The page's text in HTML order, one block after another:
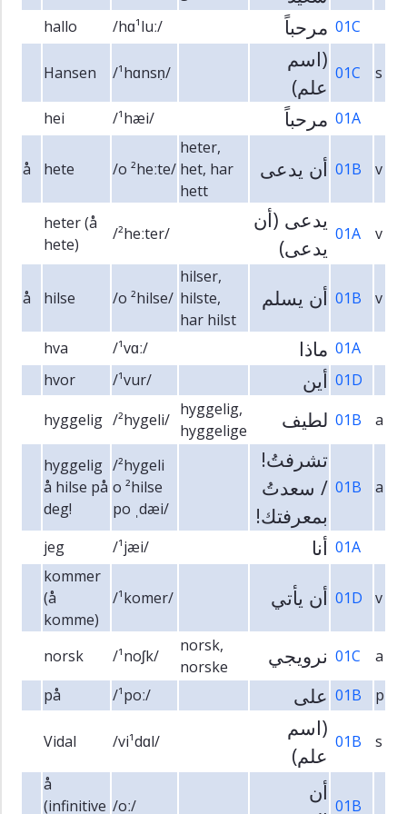
hallo /hɑ¹luː/ مرحباً 01C
Hansen /¹hɑnsṇ/
(اسم
علم)
01C s
hei /¹hæi/ مرحباً 01A
å hete /o ²heːte/
heter,
het, har
hett
أن يدعى 01B v
heter (å
hete)
/²heːter/
يدعى (أن
يدعى)
01A v
å hilse /o ²hilse/
hilser,
hilste,
har hilst
أن يسلم 01B v
hva /¹vɑː/ ماذا 01A
hvor
/¹vur/ أين 01D
hyggelig /²hygeli/
hyggelig,
hyggelige
لطيف 01B a
hyggelig
å hilse på
deg!
/²hygeli
o ²hilse
po ˌdæi/
تشرفتُ!
/ سعدتُ
بمعرفتك!
01B a
jeg /¹jæi/ أنا 01A
kommer
(å
komme)
/¹komer/ أن يأتي 01D v
norsk /¹noʃk/
norsk,
norske
نرويجي 01C
a
på
/¹poː/ على 01B p
Vidal /vi¹dɑl/
(اسم
علم)
01B s
å
(infinitive /oː/
أن
01B